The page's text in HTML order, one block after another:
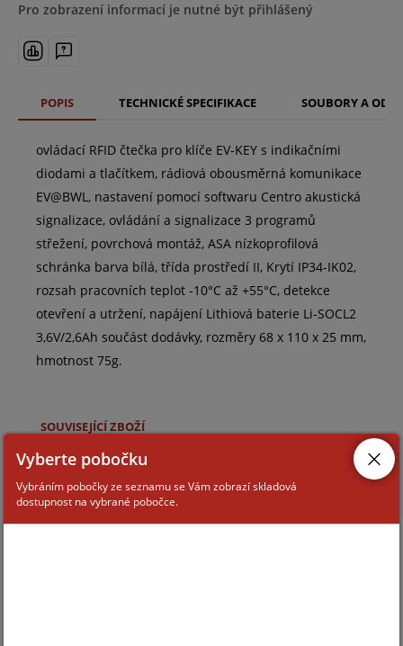
Pro zobrazení informací je nutné být přihlášený
POPIS TECHNICKÉ SPECIFIKACE SOUBORY A
ovládací RFID čtečka pro klíče EV-KEY s indikačními
diodami a tlačítkem, rádiová obousměrná komunikace
EV@BWL, nastavení pomocí softwaru Centro akustická
signalizace, ovládání a signalizace 3 programů
střežení, povrchová montáž, ASA nízkoprofilová
schránka barva bílá, třída prostředí II, Krytí IP34-IK02,
rozsah pracovních teplot -10°C až +55°C, detekce
otevření a utržení, napájení Lithiová baterie Li-SOCL2
3,6V/2,6Ah součást dodávky, rozměry 68 x 110 x 25 mm,
hmotnost 75g.
SOUVISEJÍCÍ ZBOŽÍ
BAT-3V6-AA-LS
Vyberte pobočku
Vybráním pobočky ze seznamu se Vám zobrazí skladová
dostupnost na vybrané pobočce.